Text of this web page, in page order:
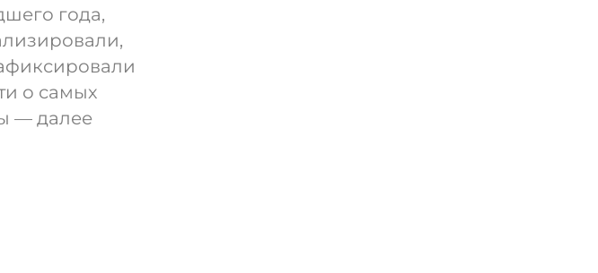
года,
о самых
— далее